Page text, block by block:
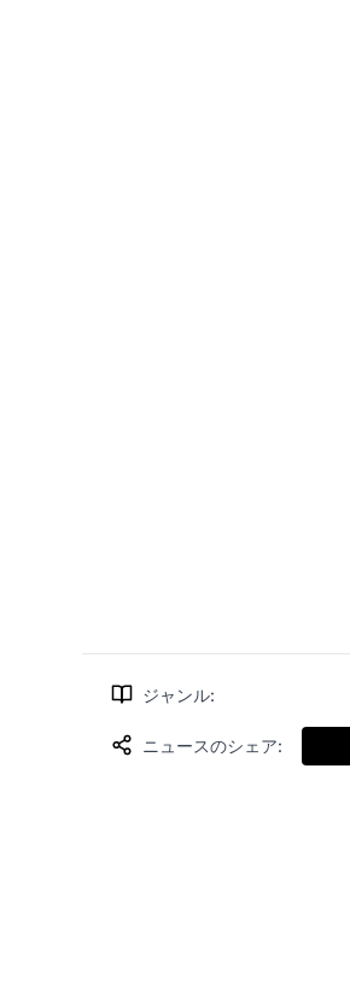
ジャンル:
ニュースのシェア: